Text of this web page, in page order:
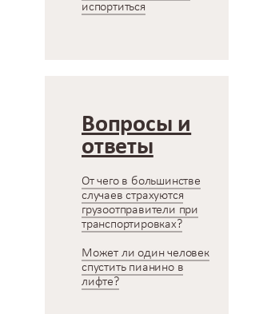
испортиться
Вопросы и
ответы
От чего в большинстве
случаев страхуются
грузоотправители при
транспортировках?
Может ли один человек
спустить пианино в
лифте?